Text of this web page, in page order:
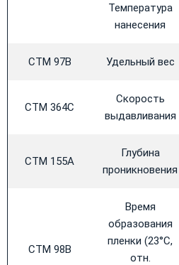
Температура
нанесения
CTM 97B Удельный вес
CTM 364C
Скорость
выдавливания
CTM 155А
Глубина
проникновения
CTM 98B
Время
образования
пленки (23°C,
отн.